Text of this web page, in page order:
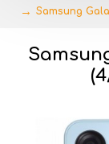
Samsung